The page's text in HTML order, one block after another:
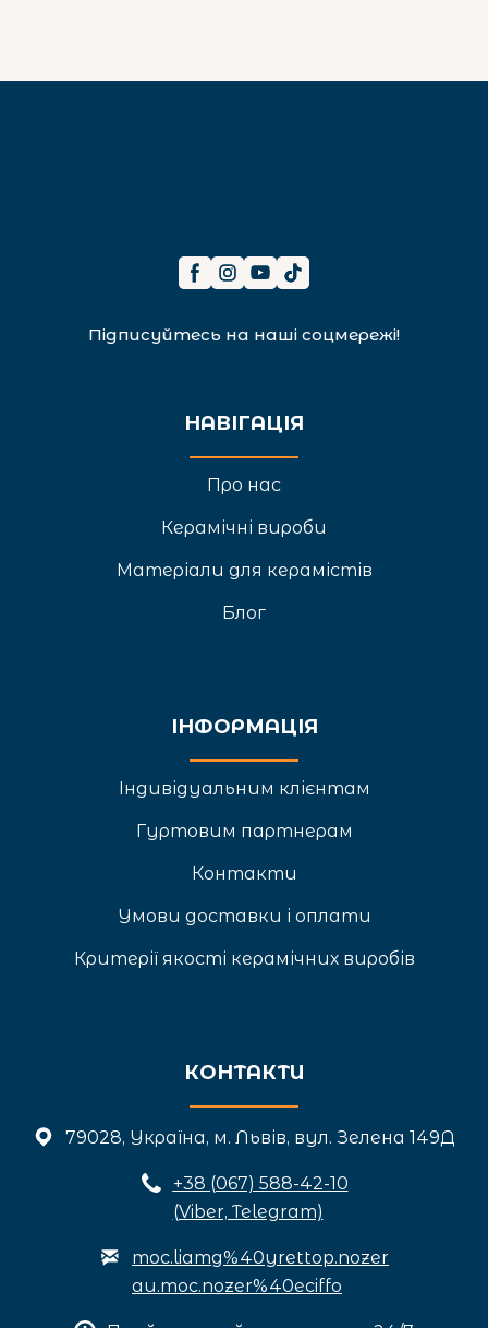
Підписуйтесь на наші соцмережі!
НАВІГАЦІЯ
Про нас
Керамічні вироби
Матеріали для керамістів
Блог
ІНФОРМАЦІЯ
Індивідуальним клієнтам
Гуртовим партнерам
Контакти
Умови доставки і оплати
Критерії якості керамічних виробів
КОНТАКТИ
79028, Україна, м. Львів, вул. Зелена 149Д
+38 (067) 588-42-10
(Viber, Telegram)
moc.liamg%40yrettop.nozer
au.moc.nozer%40eciffo